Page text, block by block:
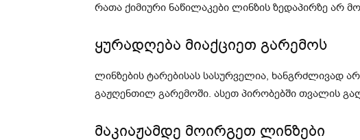
რათა ქიმიური ნაწილაკები ლინზის ზედაპირზე არ
ყურადღება მიაქციეთ გარემოს
ლინზების ტარებისას სასურველია, ხანგრძლივად
გაჟღენთილ გარემოში. ასეთ პირობებში თვალის
მაკიაჟამდე მოირგეთ ლინზები